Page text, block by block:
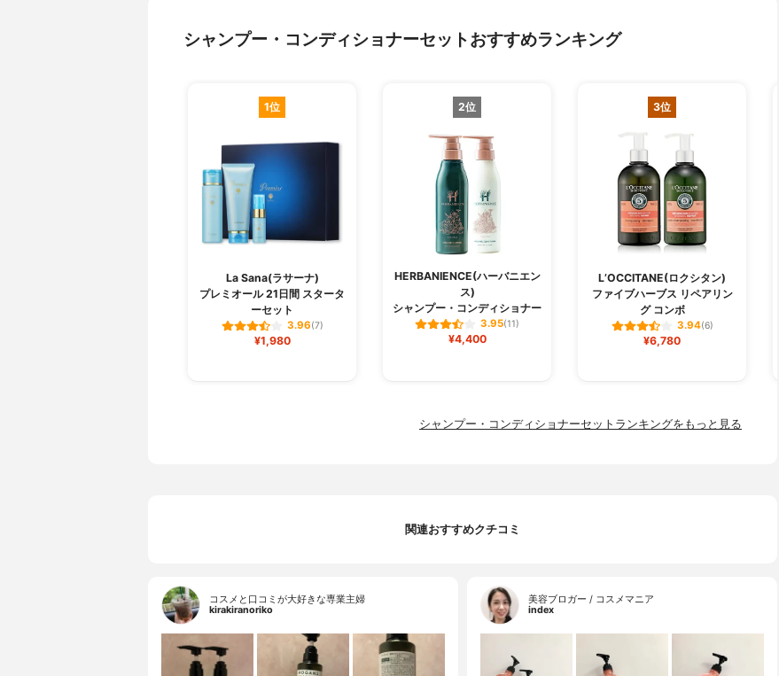
シャンプー・コンディショナーセットおすすめランキング
1位
La Sana(ラサーナ)
プレミオール 21日間 スタータ
ーセット
3.96(7)
¥1,980
2位
HERBANIENCE(ハーバニエン
ス)
シャンプー・コンディショナー
3.95(11)
¥4,400
3位
L’OCCITANE(ロクシタン)
ファイブハーブス リペアリン
グ コンボ
3.94(6)
¥6,780
シャンプー・コンディショナーセットランキングをもっと見る
関連おすすめクチコミ
コスメと口コミが大好きな専業主婦
kirakiranoriko
美容ブロガー / コスメマニア
index